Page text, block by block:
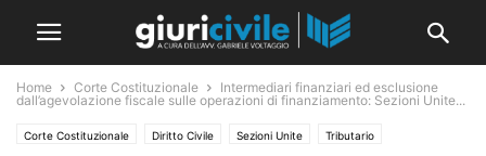
Home Corte Costituzionale
Intermediari finanziari ed esclusione
dall’agevolazione fiscale sulle operazioni di finanziamento: Sezioni Unite...
Corte Costituzionale Diritto Civile Sezioni Unite Tributario